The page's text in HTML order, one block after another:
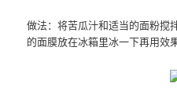
做法：将苦瓜汁和适当的面粉搅
的面膜放在冰箱里冰一下再用效